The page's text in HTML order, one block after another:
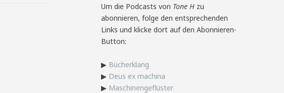
Um die Podcasts von Tone H zu
abonnieren, folge den entsprechenden
Links und klicke dort auf den Abonnieren-
Button:
▶ Bücherklang
▶ Deus ex machina
▶ Maschinengeflüster